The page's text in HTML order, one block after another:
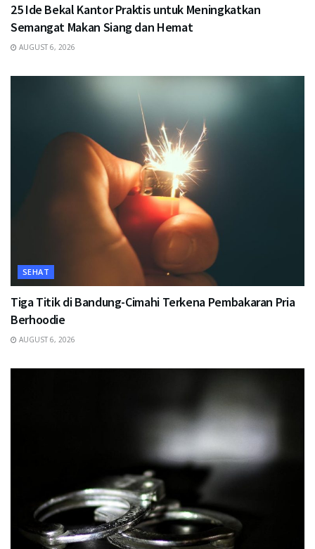
25 Ide Bekal Kantor Praktis untuk Meningkatkan
Semangat Makan Siang dan Hemat
AUGUST 6, 2026
SEHAT
Tiga Titik di Bandung-Cimahi Terkena Pembakaran Pria
Berhoodie
AUGUST 6, 2026